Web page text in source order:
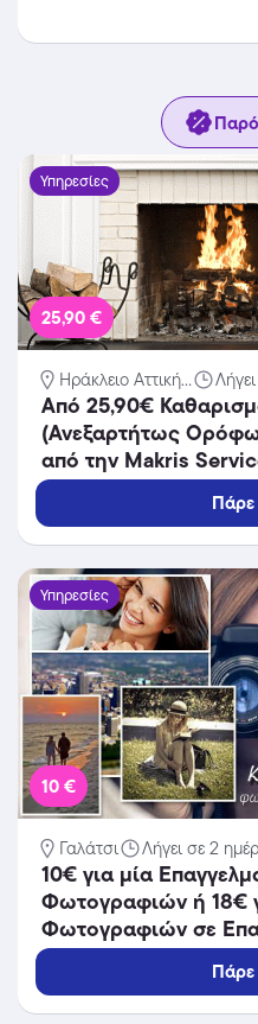
Υπηρεσίες
25,90 €
Ηράκλειο Αττική...
Aπό 25,90€
(Ανεξαρτήτως
από την Makris
Πάρε
Υπηρεσίες
10 €
Γαλάτσι Λήγει σε 2
10€ για μία
Φωτογραφιών ή 18€
Φωτογραφιών σε
Χαρτί 10χ15cm, από
Πάρε